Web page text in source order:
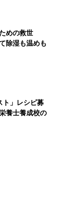
めの救世
除湿も温めも
ト」レシピ募
養士養成校の